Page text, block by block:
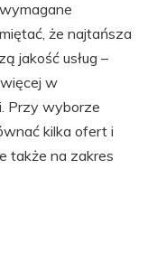
że najtańsza
jakość usług –
w
Przy wyborze
kilka ofert i
także na zakres